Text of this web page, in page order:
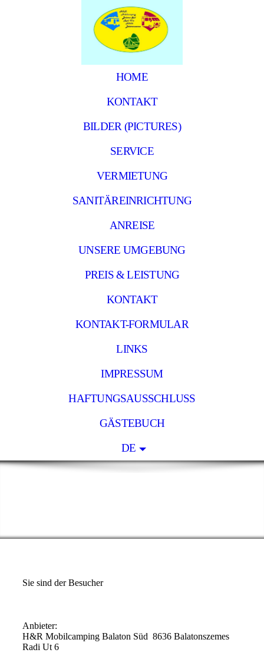
HOME
KONTAKT
BILDER (PICTURES)
SERVICE
VERMIETUNG
SANITÄREINRICHTUNG
ANREISE
UNSERE UMGEBUNG
PREIS & LEISTUNG
KONTAKT
KONTAKT-FORMULAR
LINKS
IMPRESSUM
HAFTUNGSAUSSCHLUSS
GÄSTEBUCH
DE
Sie sind derBesucher
Anbieter:
H&R Mobilcamping Balaton Süd 8636 Balatonszemes
Radi Ut 6